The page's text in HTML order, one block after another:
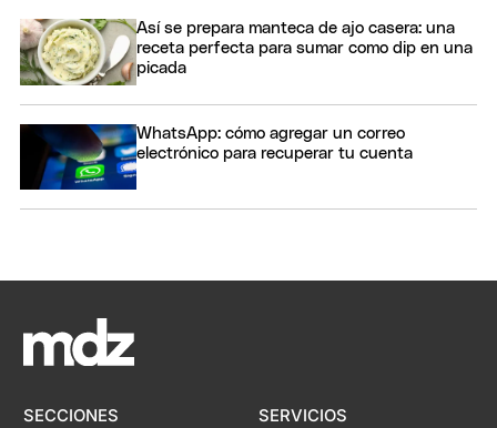
Así se prepara manteca de ajo casera: una
receta perfecta para sumar como dip en una
picada
WhatsApp: cómo agregar un correo
electrónico para recuperar tu cuenta
SECCIONES SERVICIOS